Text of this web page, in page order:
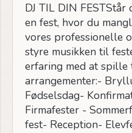
DJ TIL DIN
en fest, hvor du
vores professionelle
styre musikken til
erfaring med at
arrangementer:-
Fødselsdag-
Firmafester -
fest- Reception-